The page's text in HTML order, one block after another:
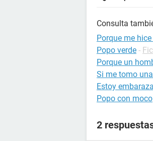
Consulta
Porque me
Popo verde -
Porque un
Si me tomo
Estoy
Popo con moco
2